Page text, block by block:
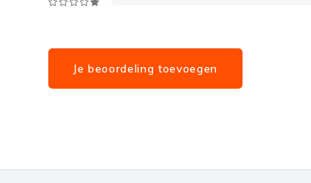
Je beoordeling toevoegen